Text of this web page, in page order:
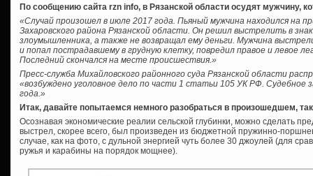
По сообщению сайта rzn info, в Рязанской области осудят мужчину,
«Случай произошел в июле 2017 года. Пьяный мужчина находился на
Захаровского района Рязанской области. Он решил выстрелить в
злоумышленника, а также не возвращал ему деньги. Мужчина
и попал пострадавшему в грудную клетку, повредил правое и левое
Последний скончался на месте происшествия.»
Пресс-служба Михайловского районного суда Рязанской области
«возбуждено уголовное дело по части 1 статьи 105 УК РФ. Судебное
года.»
Итак, давайте попытаемся немного разобраться в произошедшем,
Осознавая экономические реалии сельской глубинки, можно сделать
выстрел, скорее всего, был произведен из бюджетной пружинно-
случае, как на фото, с дульной энергией чуть более 30 джоулей (для
ружья и карабины на порядок мощнее).